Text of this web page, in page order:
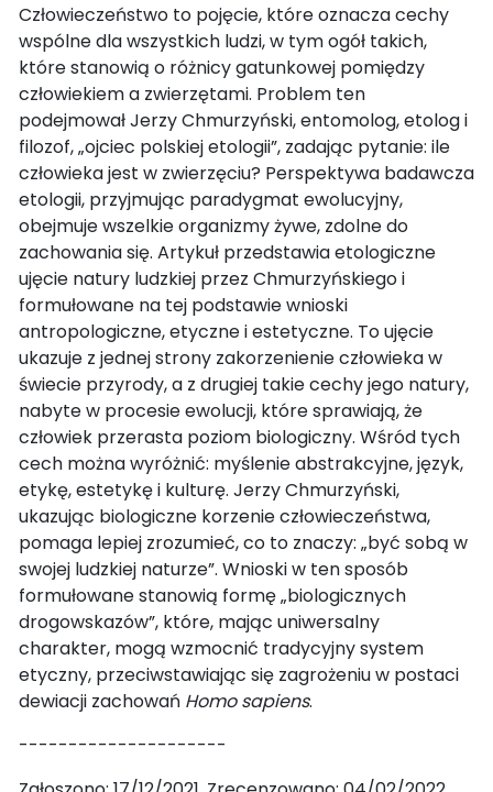
Człowieczeństwo to pojęcie, które oznacza cechy
wspólne dla wszystkich ludzi, w tym ogół takich,
które stanowią o różnicy gatunkowej pomiędzy
człowiekiem a zwierzętami. Problem ten
podejmował Jerzy Chmurzyński, entomolog, etolog i
filozof, „ojciec polskiej etologii”, zadając pytanie: ile
człowieka jest w zwierzęciu? Perspektywa badawcza
etologii, przyjmując paradygmat ewolucyjny,
obejmuje wszelkie organizmy żywe, zdolne do
zachowania się. Artykuł przedstawia etologiczne
ujęcie natury ludzkiej przez Chmurzyńskiego i
formułowane na tej podstawie wnioski
antropologiczne, etyczne i estetyczne. To ujęcie
ukazuje z jednej strony zakorzenienie człowieka w
świecie przyrody, a z drugiej takie cechy jego natury,
nabyte w procesie ewolucji, które sprawiają, że
człowiek przerasta poziom biologiczny. Wśród tych
cech można wyróżnić: myślenie abstrakcyjne, język,
etykę, estetykę i kulturę. Jerzy Chmurzyński,
ukazując biologiczne korzenie człowieczeństwa,
pomaga lepiej zrozumieć, co to znaczy: „być sobą w
swojej ludzkiej naturze”. Wnioski w ten sposób
formułowane stanowią formę „biologicznych
drogowskazów”, które, mając uniwersalny
charakter, mogą wzmocnić tradycyjny system
etyczny, przeciwstawiając się zagrożeniu w postaci
dewiacji zachowań Homo sapiens.
---------------------